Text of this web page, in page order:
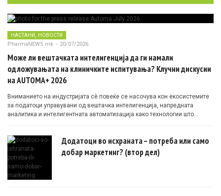
НАСТАНИ НОВОСТИ
PharmaNEWS.mk - 20/07/2026
Може ли вештачката интелигенција да ги намали
одложувањата на клиничките испитувања? Клучни дискусии
на AUTOMA+ 2026
Вниманието на индустријата сè повеќе се насочува кон екосистемите
за податоци управувани од вештачка интелигенција, напредната
аналитика и интелигентната автоматизација како технологии што
Додатоци во исхраната – потреба или само
добар маркетинг? (втор дел)